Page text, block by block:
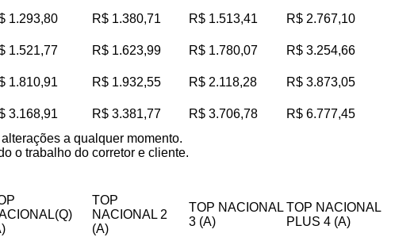
1.293,80 R$ 1.380,71 R$ 1.513,41
R$ 2.767,10
1.521,77 R$ 1.623,99 R$ 1.780,07
R$ 3.254,66
1.810,91 R$ 1.932,55 R$ 2.118,28
R$ 3.873,05
3.168,91 R$ 3.381,77 R$ 3.706,78
R$ 6.777,45
a qualquer momento.
o trabalho do corretor e cliente.
TOP
NACIONAL 2
(A)
TOP NACIONAL
3 (A)
TOP NACIONAL
PLUS 4 (A)